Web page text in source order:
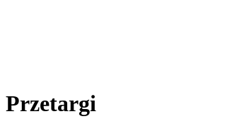
Przetargi